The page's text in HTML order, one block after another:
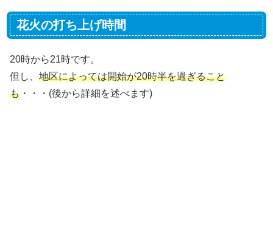
花火の打ち上げ時間
20時から21時です。
但し、 地区によっては開始が20時半を過ぎること
も ・・・(後から詳細を述べます)